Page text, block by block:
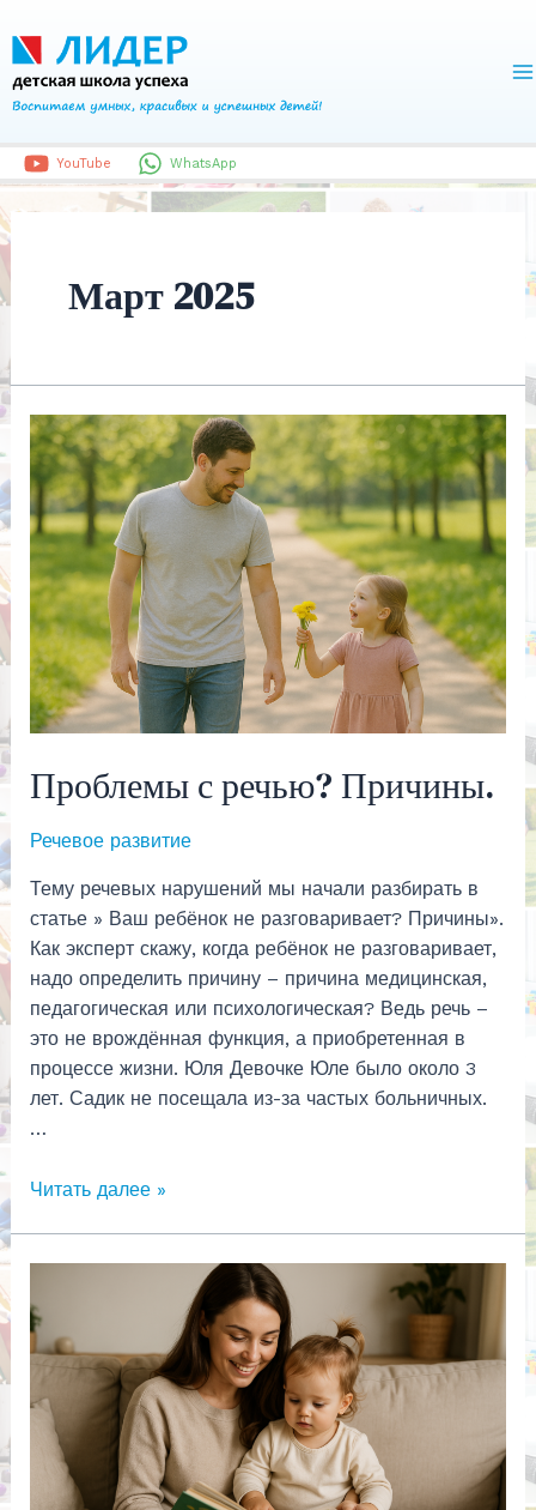
содержимому
YouTube WhatsApp
Март 2025
Проблемы с речью? Причины.
Речевое развитие
Тему речевых нарушений мы начали разбирать в
статье » Ваш ребёнок не разговаривает? Причины».
Как эксперт скажу, когда ребёнок не разговаривает,
надо определить причину – причина медицинская,
педагогическая или психологическая? Ведь речь –
это не врождённая функция, а приобретенная в
процессе жизни. Юля Девочке Юле было около 3
лет. Садик не посещала из-за частых больничных.
…
Проблемы
Читать далее »